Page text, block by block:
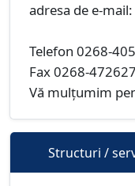
adresa de e-mail:
Telefon 0268-
Fax 0268-472627
Vă mulțumim
Structuri /